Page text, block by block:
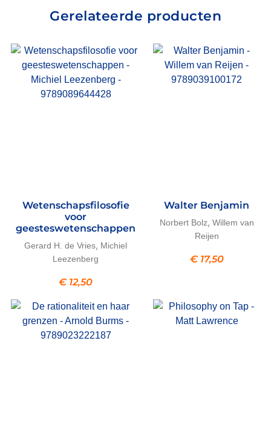
Gerelateerde producten
Wetenschapsfilosofie
voor
geesteswetenschappen
Gerard H. de Vries, Michiel
Leezenberg
€12,50
Walter Benjamin
Norbert Bolz, Willem van
Reijen
€17,50